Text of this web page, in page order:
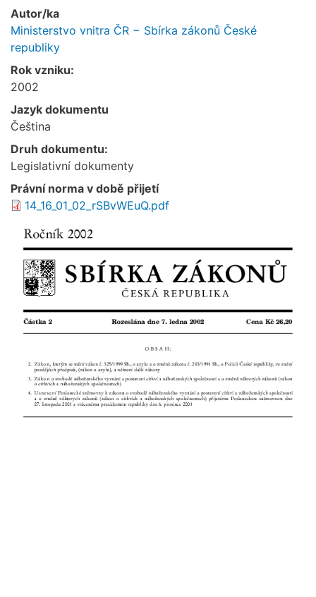
Autor/ka
Ministerstvo vnitra ČR − Sbírka zákonů České
republiky
Rok vzniku:
2002
Jazyk dokumentu
Čeština
Druh dokumentu:
Legislativní dokumenty
Právní norma v době přijetí
14_16_01_02_rSBvWEuQ.pdf